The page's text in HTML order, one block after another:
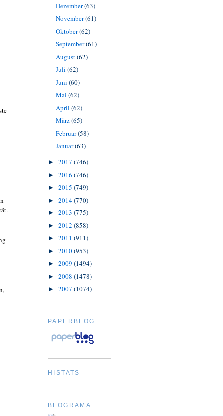
Dezember(63)
November(61)
Oktober(62)
September(61)
August(62)
Juli (62)
Juni (60)
Mai (62)
April (62)
März(65)
Februar(58)
Januar(63)
► 2017 (746)
► 2016 (746)
► 2015 (749)
► 2014(770)
► 2013 (775)
► 2012 (858)
► 2011 (911)
► 2010(953)
► 2009 (1494)
► 2008 (1478)
► 2007 (1074)
PAPERBLOG
HISTATS
BLOGRAMA